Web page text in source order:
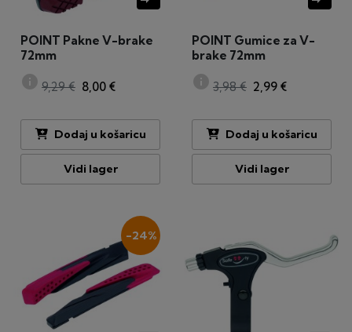
POINT Pakne V-brake
72mm
info 9,29 € 8,00 €
Dodaj u košaricu
Vidi lager
POINT Gumice za V-
brake 72mm
info 3,98 € 2,99 €
Dodaj u košaricu
Vidi lager
-24%